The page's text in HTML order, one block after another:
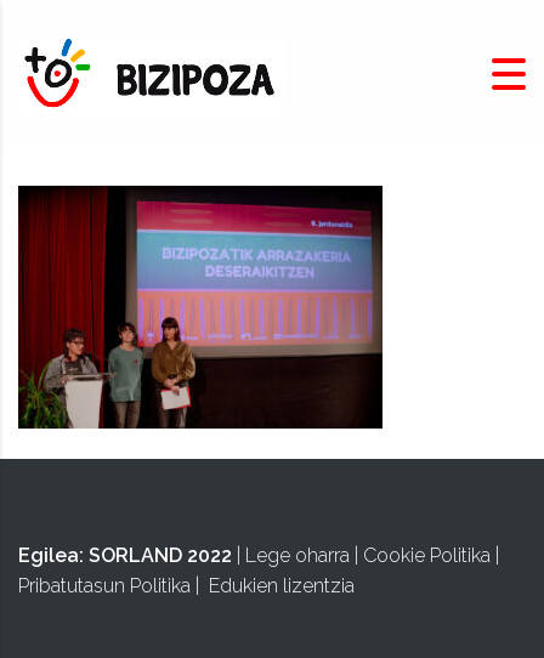
Egilea: SORLAND 2022 Lege oharra Cookie Politika
Pribatutasun Politika
Edukien lizentzia